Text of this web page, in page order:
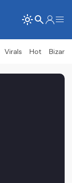
Virals Hot Bizar